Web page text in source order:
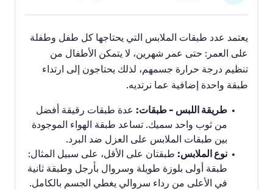
يعتمد عدد طبقات الملابس التي يحتاجها كل طفل وطفلة
على العمر: حتى عمر شهرين، لا يتمكن الأطفال من
تنظيم درجة حرارة جسمهم، لذلك يحتاجون إلى ارتداء
طبقة واحدة إضافية عما نرتديه.
طريقة اللبس - طبقات: عدة طبقات رقيقة أفضل
من ثوب واحد سميك. تساعد طبقة الهواء الموجودة
بين طبقات الملابس على العزل ضد البرد.
نوع الملابس: طبقتان على الأقل، على سبيل المثال:
طبقة أولى بلوزة طويلة وسروال بأرجل وطبقة ثانية
في الأعلى من رداء سروالي يغطي الجسم بالكامل.